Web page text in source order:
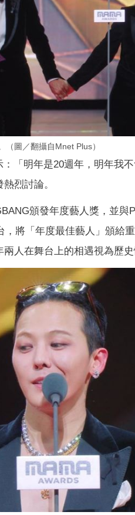
（圖／翻攝自Mnet Plus）
「明年是20週年，明年我
烈討論。
頒發年度藝人獎，並
將「年度最佳藝人」頒給
人在舞台上的相遇視為歷史